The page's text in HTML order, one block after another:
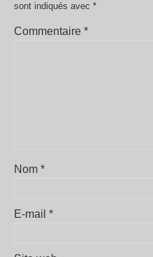
sont indiqués avec *
Commentaire *
Nom *
E-mail *